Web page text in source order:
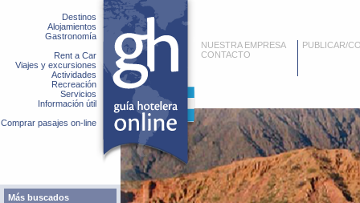
Destinos
Alojamientos
Gastronomía
Rent a Car
Viajes y excursiones
Actividades
Recreación
Servicios
Información útil
Comprar pasajes on-line
Más buscados
NUESTRA EMPRESA
CONTACTO
PUBLICAR/